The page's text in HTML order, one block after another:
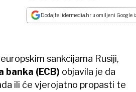
Dodajte lidermedia.hr u omiljeni Google
sankcijama Rusiji,
banka (ECB) objavila je da
ili će vjerojatno propasti te